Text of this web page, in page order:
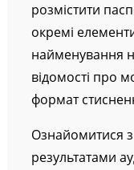
розмістити
окремі
найменування
відомості про
формат
Ознайомитися
результатами